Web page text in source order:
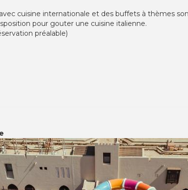
cuisine internationale et des buffets à thèmes
pour gouter une cuisine italienne.
préalable)